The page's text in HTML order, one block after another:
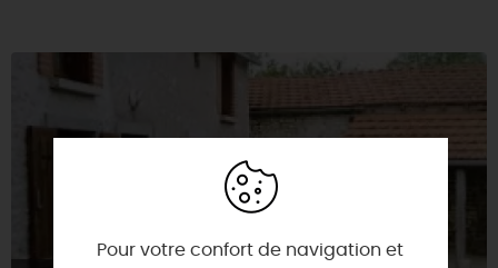
Pour votre confort de navigation et